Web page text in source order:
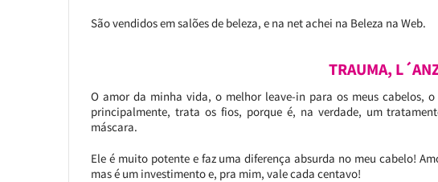
São vendidos em salões de beleza, e na net achei na Beleza na Web.
TRAUMA,
O amor da minha vida, o melhor leave-in para os meus cabelos,
principalmente, trata os fios, porque é, na verdade, um
máscara.
Ele é muito potente e faz uma diferença absurda no meu cabelo!
mas é um investimento e, pra mim, vale cada centavo!